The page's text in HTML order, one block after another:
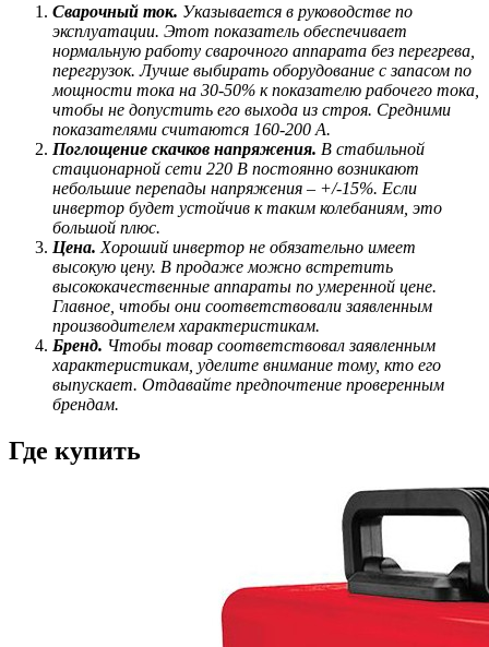
Сварочный ток. Указывается в руководстве по
эксплуатации. Этот показатель обеспечивает
нормальную работу сварочного аппарата без перегрева,
перегрузок. Лучше выбирать оборудование с запасом по
мощности тока на 30-50% к показателю рабочего тока,
чтобы не допустить его выхода из строя. Средними
показателями считаются 160-200 А.
Поглощение скачков напряжения. В стабильной
стационарной сети 220 В постоянно возникают
небольшие перепады напряжения – +/-15%. Если
инвертор будет устойчив к таким колебаниям, это
большой плюс.
Цена. Хороший инвертор не обязательно имеет
высокую цену. В продаже можно встретить
высококачественные аппараты по умеренной цене.
Главное, чтобы они соответствовали заявленным
производителем характеристикам.
Бренд. Чтобы товар соответствовал заявленным
характеристикам, уделите внимание тому, кто его
выпускает. Отдавайте предпочтение проверенным
брендам.
Где купить